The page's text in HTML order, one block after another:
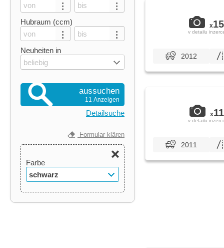
Hubraum (ccm)
Neuheiten in
beliebig
aussuchen
11 Anzeigen
Detailsuche
Formular klären
Farbe
schwarz
x15
v detailu
2012
x11
v detailu
2011